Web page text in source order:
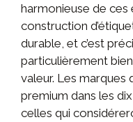
harmonieuse de ces
construction
durable, et c’est
particulièrement
valeur. Les marques
premium dans les
celles qui